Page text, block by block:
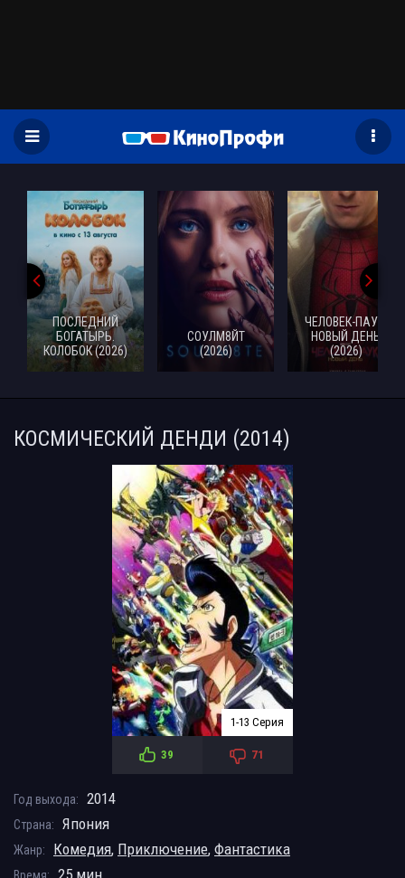
ПОСЛЕДНИЙ
БОГАТЫРЬ.
КОЛОБОК (2026)
СОУЛМ8ЙТ
(2026)
ЧЕЛОВЕК-ПАУК:
НОВЫЙ ДЕНЬ
(2026)
КОСМИЧЕСКИЙ ДЕНДИ (2014)
1-13 Серия
39 71
Год выхода: 2014
Страна: Япония
Жанр: Комедия, Приключение, Фантастика
25 мин